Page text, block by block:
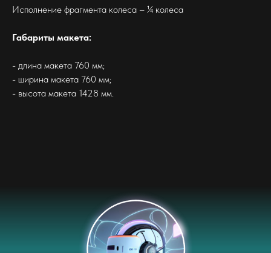
Исполнение фрагмента колеса – ¼ колеса
Габариты макета:
- длина макета 760 мм;
- ширина макета 760 мм;
- высота макета 1428 мм.